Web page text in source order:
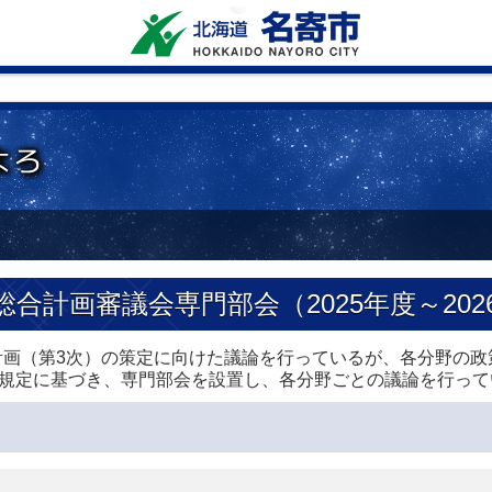
計画審議会専門部会（2025年度～
（第3次）の策定に向けた議論を行っているが、各分野の
定に基づき、専門部会を設置し、各分野ごとの議論を行っ